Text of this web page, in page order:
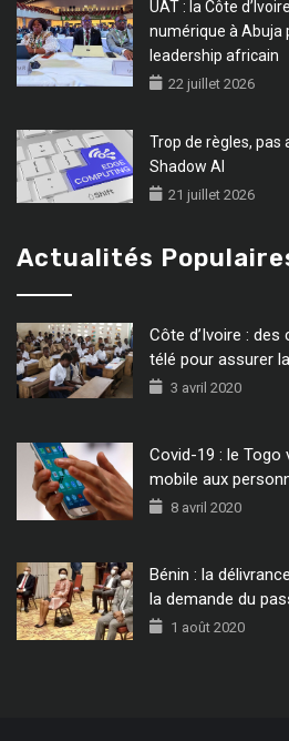
UAT : la Côte
numérique à Abuja
leadership africain
22 juillet 2026
Trop de règles, pas
Shadow AI
21 juillet 2026
Actualités
Côte d’Ivoire :
télé pour assurer
3 avril 2020
Covid-19 : le Togo
mobile aux
8 avril 2020
Bénin : la
la demande du
1 août 2020